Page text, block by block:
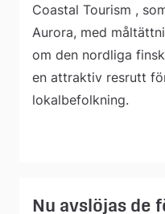
Coastal Tourism , som finansieras av Interreg
Aurora, med
om den nordliga
en attraktiv resrutt
lokalbefolkning.
Nu avslöjas de